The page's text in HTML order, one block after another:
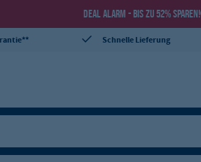
DEAL ALARM - BIS ZU 52% SPAREN!
Schnelle Lieferung